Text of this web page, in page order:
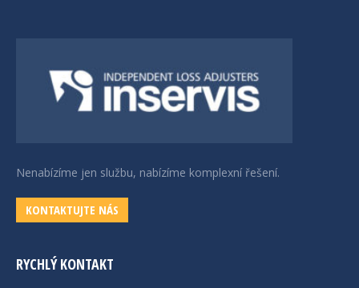
Nenabízíme jen službu, nabízíme komplexní řešení.
KONTAKTUJTE NÁS
RYCHLÝ KONTAKT